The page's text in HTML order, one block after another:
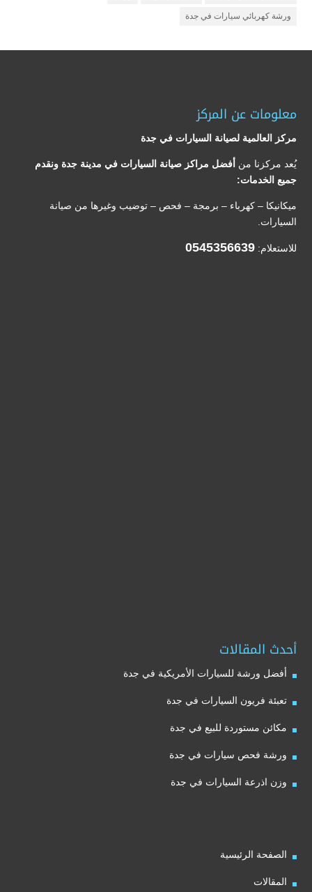
ورشة كهربائي سيارات في جدة
معلومات عن المركز
مركز العالمية لصيانة السيارات في جدة
يُعد مركزنا من أفضل مراكز صيانة السيارات في مدينة جدة ونقدم
جميع الخدمات:
ميكانيكا – كهرباء – برمجة – فحص – توضيب وغيرها من صيانة
السيارات.
للاستعلام: 0545356639
أحدث المقالات
أفضل ورشة للسيارات الأمريكية في جدة
تعبئة فريون السيارات في جدة
مكائن مستوردة للبيع في جدة
ورشة فحص سيارات في جدة
وزن اذرعة السيارات في جدة
الصفحة الرئيسية
المقالات